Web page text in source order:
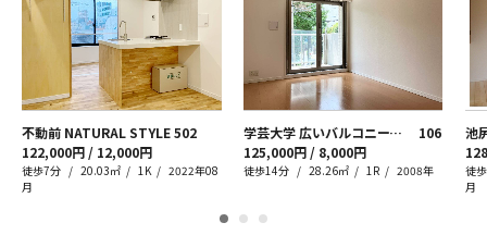
不動前 NATURAL STYLE502
122,000円 / 12,000円
徒歩7分 20.03㎡ 1K
2022年08
月
学芸大学 広いバルコニーで優雅な休日タイムを
106
125,000円 / 8,000円
徒歩14分 28.26㎡ 1R 2008年
池
徒
月